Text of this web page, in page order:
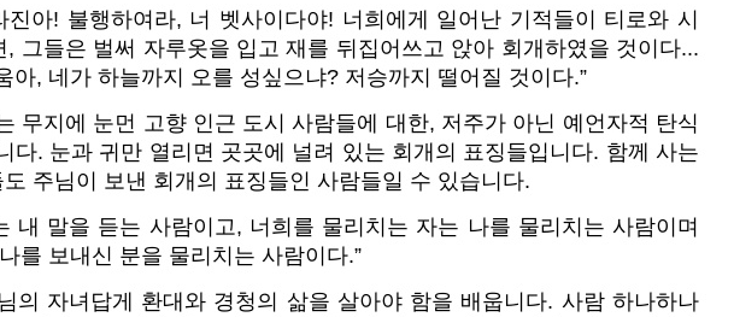
진아! 불행하여라, 너 벳사이다야! 너희에게 일어난 기적들이 티로와 시
, 그들은 벌써 자루옷을 입고 재를 뒤집어쓰고 앉아 회개하였을 것이다...
아, 네가 하늘까지 오를 성싶으냐? 저승까지 떨어질 것이다.”
무지에 눈먼 고향 인근 도시 사람들에 대한, 저주가 아닌 예언자적 탄식
다. 눈과 귀만 열리면 곳곳에 널려 있는 회개의 표징들입니다. 함께 사는
주님이 보낸 회개의 표징들인 사람들일 수 있습니다.
내 말을 듣는 사람이고, 너희를 물리치는 자는 나를 물리치는 사람이며
를 보내신 분을 물리치는 사람이다.”
의 자녀답게 환대와 경청의 삶을 살아야 함을 배웁니다. 사람 하나하나